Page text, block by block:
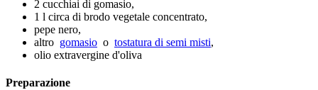
2 cucchiai di gomasio,
1 l circa di brodo vegetale concentrato,
pepe nero,
altro gomasio o tostatura di semi misti,
olio extravergine d'oliva
Preparazione